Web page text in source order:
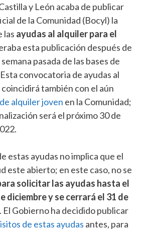
y León acaba de publicar
de la Comunidad (Bocyl) la
las ayudas al alquiler para el
esta publicación después de
pasada de las bases de
convocatoria de ayudas al
también con el aún
alquiler joven en la Comunidad;
será el próximo 30 de
estas ayudas no implica que el
este abierto; en este caso, no se
solicitar las ayudas hasta el
diciembre y se cerrará el 31 de
. El Gobierno ha decidido publicar
de estas ayudas antes, para